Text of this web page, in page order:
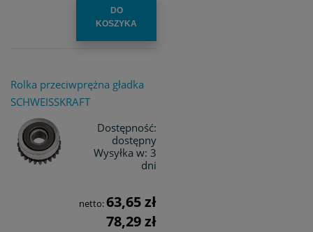
DO
KOSZYKA
Rolka przeciwprężna gładka
SCHWEISSKRAFT
Dostępność:
dostępny
Wysyłka w: 3
dni
netto:63,65 zł
78,29 zł